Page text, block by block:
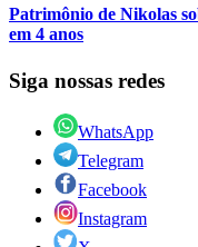
Patrimônio de Nikolas
em 4 anos
Siga nossas redes
WhatsApp
Telegram
Facebook
Instagram